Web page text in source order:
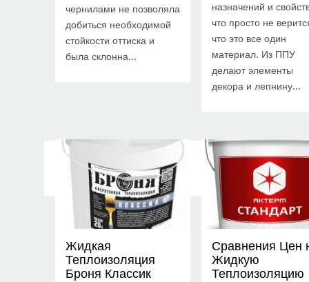
чернилами не позволяла
добиться необходимой
стойкости оттиска и
была склонна...
назначений и
что просто не
что это все один
материал. Из ППУ
делают элементы
декора и лепнину...
Жидкая
Теплоизоляция
Броня Классик
Сравнения Цен
Жидкую
Теплоизоляцию